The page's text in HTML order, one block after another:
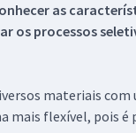
as
os processos
materiais
flexível, pois é